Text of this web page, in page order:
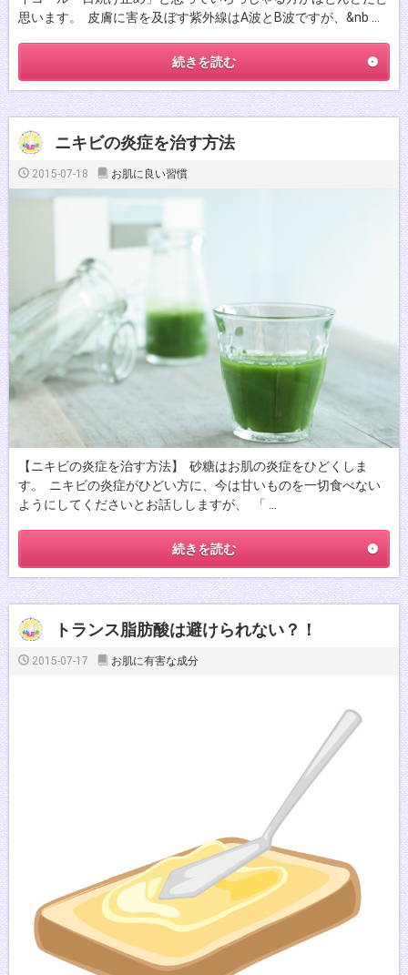
思います。 皮膚に害を及ぼす紫外線はA波とB波ですが、&nb …
続きを読む
ニキビの炎症を治す方法
2015-07-18 お肌に良い習慣
【ニキビの炎症を治す方法】 砂糖はお肌の炎症をひどくしま
す。 ニキビの炎症がひどい方に、今は甘いものを一切食べない
ようにしてくださいとお話ししますが、 「 …
続きを読む
トランス脂肪酸は避けられない？！
2015-07-17 お肌に有害な成分